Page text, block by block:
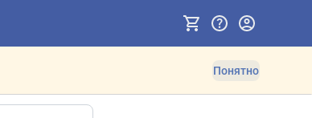
Понятно